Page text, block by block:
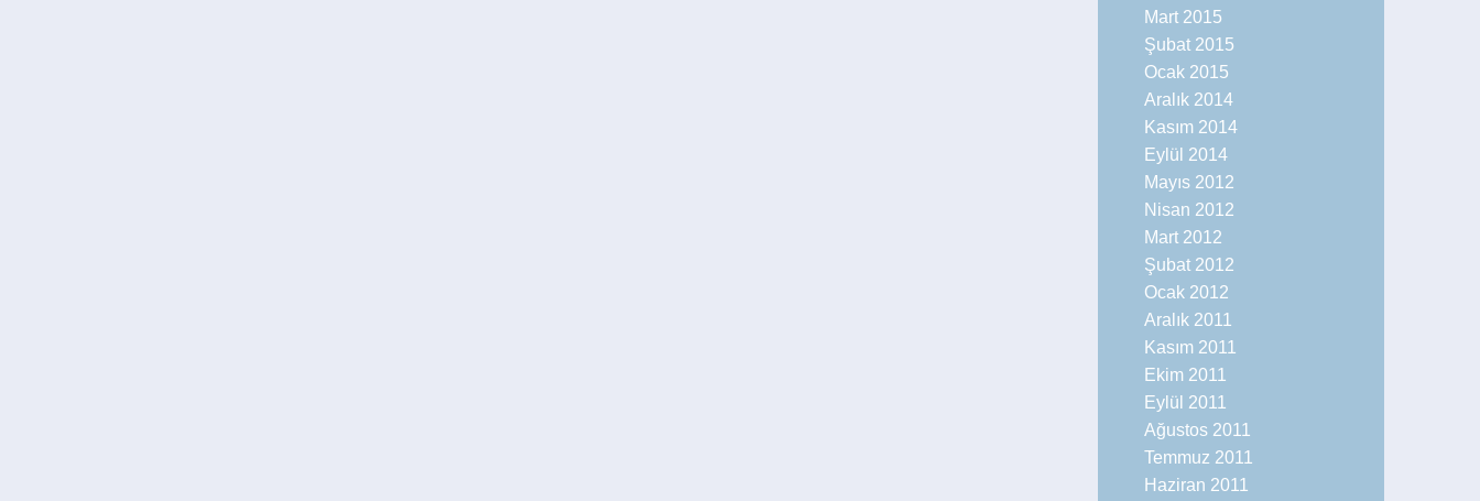
Mart 2015
Şubat 2015
Ocak 2015
Aralık 2014
Kasım 2014
Eylül 2014
Mayıs 2012
Nisan 2012
Mart 2012
Şubat 2012
Ocak 2012
Aralık 2011
Kasım 2011
Ekim 2011
Eylül 2011
Ağustos 2011
Temmuz 2011
Haziran 2011